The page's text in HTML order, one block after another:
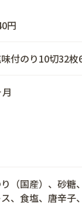
円
付のり10切32枚
（国産）、砂糖
、食塩、唐辛子